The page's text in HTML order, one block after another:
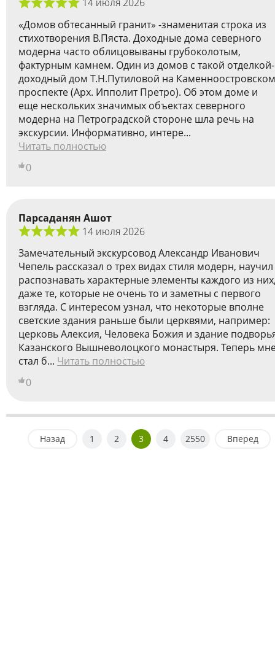
«Домов обтесанный гранит» -знаменитая строка из
стихотворения В.Пяста. Доходные дома северного
модерна часто облицовываны грубоколотым,
фактурным камнем. Один из домов с такой отделкой-
доходный дом Т.Н.Путиловой на Каменноостровском
проспекте (Арх. Ипполит Претро). Об этом доме и
еще нескольких значимых объектах северного
модерна на Петроградской стороне шла речь на
экскурсии. Информативно, интере...
Читать полностью
0
Парсаданян Ашот
14 июля 2026
Замечательный экскурсовод Александр Иванович
Чепель рассказал о трех видах стиля модерн, научил
распознавать характерные элементы каждого из
даже те, которые не очень то и заметны с первого
взгляда. С интересом узнал, что некоторые вполне
светские здания раньше были церквями, например:
церковь Алексия, Человека Божия и здание
Казанского Вышневолоцкого монастыря. Теперь
стал б... Читать полностью
0
Назад 1 2 3 4 2550 Вперед